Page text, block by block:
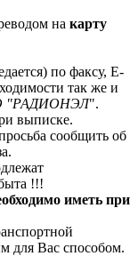
на карту
по факсу, E-
так же и
"РАДИОНЭЛ".
выписке.
сообщить об
!!!
иметь при
для Вас способом.